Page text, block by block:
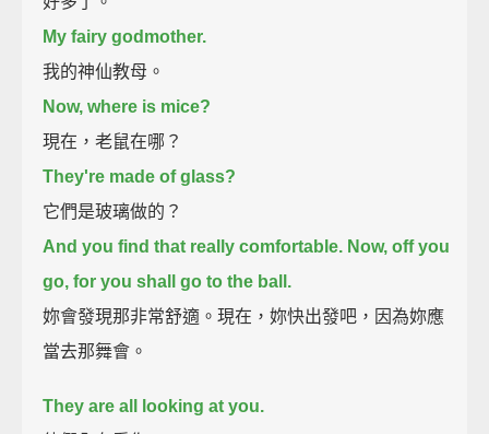
My fairy godmother.
我的神仙教母。
Now, where is mice?
現在，老鼠在哪？
They're made of glass?
它們是玻璃做的？
And you find that really comfortable. Now, off you
go, for you shall go to the ball.
妳會發現那非常舒適。現在，妳快出發吧，因為妳應
當去那舞會。
They are all looking at you.